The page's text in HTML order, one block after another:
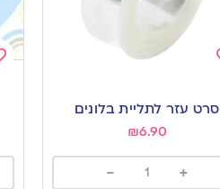
סרט עזר לתליית בלונים
₪6.90
+
-